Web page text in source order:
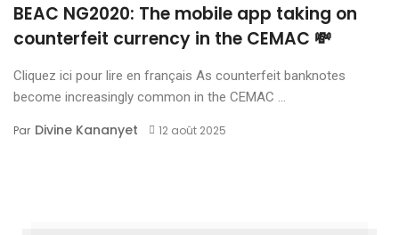
BEAC NG2020: The mobile app taking on
counterfeit currency in the CEMAC 💸
Cliquez ici pour lire en français As counterfeit banknotes
become increasingly common in the CEMAC ...
Par Divine Kananyet 12 août 2025